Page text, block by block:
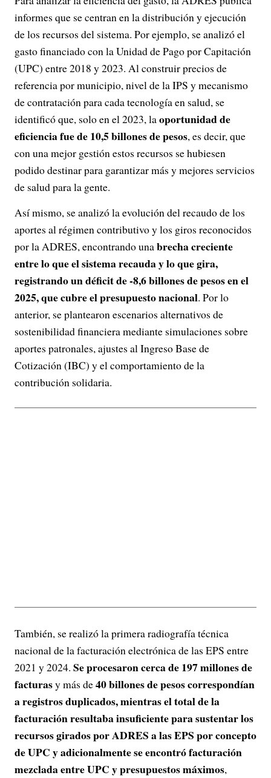
informes que se centran en la distribución y ejecución
de los recursos del sistema. Por ejemplo, se analizó el
gasto financiado con la Unidad de Pago por Capitación
(UPC) entre 2018 y 2023. Al construir precios de
referencia por municipio, nivel de la IPS y mecanismo
de contratación para cada tecnología en salud, se
identificó que, solo en el 2023, laoportunidad de
eficiencia fue de 10,5 billones de pesos, es decir, que
con una mejor gestión estos recursos se hubiesen
podido destinar para garantizar más y mejores servicios
de salud para la gente.
Así mismo, se analizó la evolución del recaudo de los
aportes al régimen contributivo y los giros reconocidos
por la ADRES, encontrando unabrecha creciente
entre lo que el sistema recauda y lo que gira,
registrando un déficit de -8,6 billones de pesos en el
2025, que cubre el presupuesto nacional. Por lo
anterior, se plantearon escenarios alternativos de
sostenibilidad financiera mediante simulaciones sobre
aportes patronales, ajustes al Ingreso Base de
Cotización (IBC) y el comportamiento de la
contribución solidaria.
También, se realizó la primera radiografía técnica
nacional de la facturación electrónica de las EPS entre
2021 y 2024. Se procesaron cerca de 197 millones de
facturasy más de40 billones de pesos correspondían
a registros duplicados, mientras el total de la
facturación resultaba insuficiente para sustentar los
recursos girados por ADRES a las EPS por concepto
de UPC y adicionalmente se encontró facturación
mezclada entre UPC y presupuestos máximos,